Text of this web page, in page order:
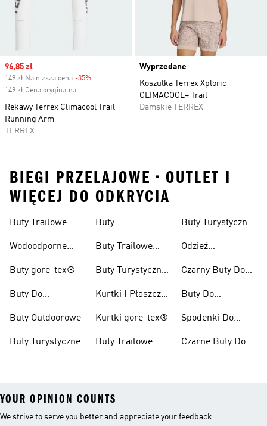
Sale price
96,85 zł
149 zł Najniższa cena -35%
149 zł Cena oryginalna
Rękawy Terrex Climacool Trail
Running Arm
TERREX
Wyprzedane
Koszulka Terrex Xploric
CLIMACOOL+ Trail
Damskie TERREX
BIEGI PRZELAJOWE • OUTLET I
WIĘCEJ DO ODKRYCIA
Buty Trailowe
Wodoodporne
W Terenie
Buty gore-tex®
Buty Do
Buty Outdoorowe
Buty Turystyczne
Buty
Buty Trailowe
Buty Turystyczne
Kurtki I Płaszcze
Kurtki gore-tex®
Buty Trailowe
Buty Turystyczne
Odzież
Czarny Buty Do
Wędrówek
Buty Do
Górskiego Dla
Kobiet
Spodenki Do
Trailowych
Czarne Buty Do
YOUR OPINION COUNTS
We strive to serve you better and appreciate your feedback